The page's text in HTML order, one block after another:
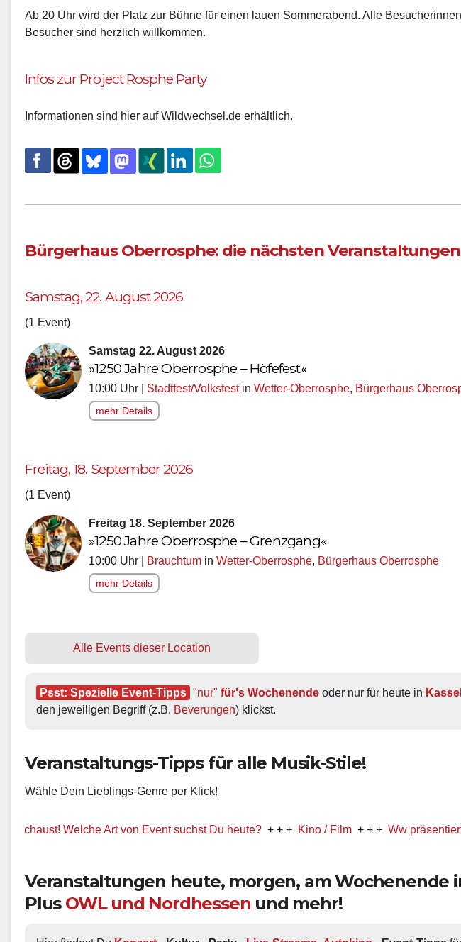
Ab 20 Uhr wird der Platz zur Bühne für einen lauen Sommerabend. Alle
Besucher sind herzlich willkommen.
Infos zur Project Rosphe Party
Informationen sind hier auf Wildwechsel.de erhältlich.
Bürgerhaus Oberrosphe: die nächsten Veranstaltungen
Samstag, 22. August 2026
(1 Event)
Samstag 22. August 2026
»1250 Jahre Oberrosphe – Höfefest«
10:00 Uhr | Stadtfest/Volksfestin Wetter-Oberrosphe, Bürgerhaus
mehr Details
Freitag, 18. September 2026
(1 Event)
Freitag 18. September 2026
»1250 Jahre Oberrosphe – Grenzgang«
10:00 Uhr | Brauchtum in Wetter-Oberrosphe, Bürgerhaus Oberrosphe
mehr Details
Alle Events dieser Location
Psst: Spezielle Event-Tipps "nur" für's Wochenende oder nur für heute in Kassel
den jeweiligen Begriff (z.B. Beverungen) klickst.
Veranstaltungs-Tipps für alle Musik-Stile!
Wähle Dein Lieblings-Genre per Klick!
Welche Art von Event suchst Du heute? + + + Kino / Film + + + Ww präsentiert! + + +
Veranstaltungen heute, morgen, am Wochenende
Plus OWL und Nordhessen und mehr!